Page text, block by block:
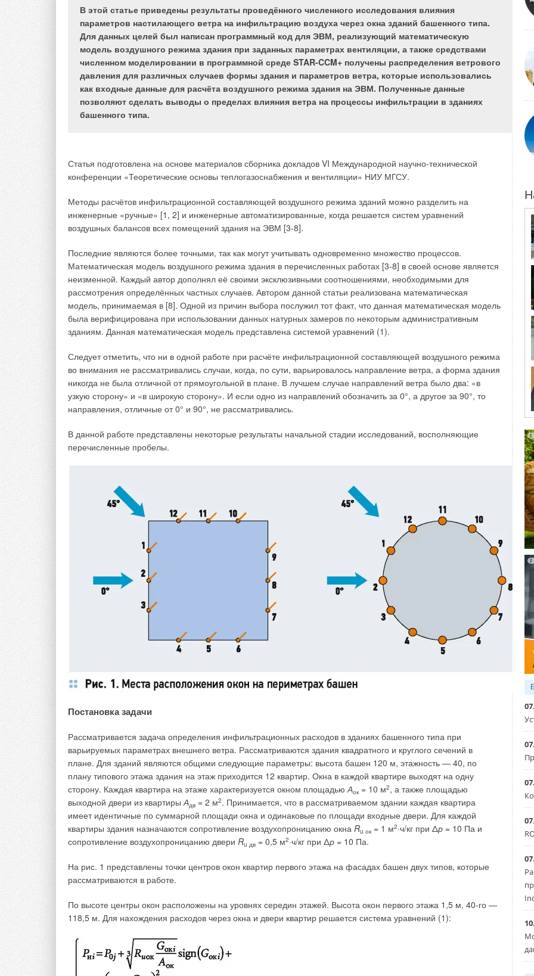
В этой статье приведены результаты проведённого численного исследования влияния
параметров настилающего ветра на инфильтрацию воздуха через окна зданий башенного типа.
Для данных целей был написан программный код для ЭВМ, реализующий математическую
модель воздушного режима здания при заданных параметрах вентиляции, а также средствами
численном моделировании в программной среде STAR-CCM+ получены распределения ветрового
давления для различных случаев формы здания и параметров ветра, которые использовались
как входные данные для расчёта воздушного режима здания на ЭВМ. Полученные данные
позволяют сделать выводы о пределах влияния ветра на процессы инфильтрации в зданиях
башенного типа.
Статья подготовлена на основе материалов сборника докладов VI Международной научно-технической
конференции «Теоретические основы теплогазоснабжения и вентиляции» НИУ МГСУ.
Методы расчётов инфильтрационной составляющей воздушного режима зданий можно разделить на
инженерные «ручные» [1, 2] и инженерные автоматизированные, когда решается систем уравнений
воздушных балансов всех помещений здания на ЭВМ [3-8].
Последние являются более точными, так как могут учитывать одновременно множество процессов.
Математическая модель воздушного режима здания в перечисленных работах [3-8] в своей основе является
неизменной. Каждый автор дополнял её своими эксклюзивными соотношениями, необходимыми для
рассмотрения определённых частных случаев. Автором данной статьи реализована математическая
модель, принимаемая в [8]. Одной из причин выбора послужил тот факт, что данная математическая модель
была верифицирована при использовании данных натурных замеров по некоторым административным
зданиям. Данная математическая модель представлена системой уравнений (1).
Следует отметить, что ни в одной работе при расчёте инфильтрационной составляющей воздушного режима
во внимания не рассматривались случаи, когда, по сути, варьировалось направление ветра, а форма здания
никогда не была отличной от прямоугольной в плане. В лучшем случае направлений ветра было два: «в
узкую сторону» и «в широкую сторону». И если одно из направлений обозначить за 0°, а другое за 90°, то
направления, отличные от 0° и 90°, не рассматривались.
В данной работе представлены некоторые результаты начальной стадии исследований, восполняющие
перечисленные пробелы.
Постановка задачи
Рассматривается задача определения инфильтрационных расходов в зданиях башенного типа при
варьируемых параметрах внешнего ветра. Рассматриваются здания квадратного и круглого сечений в
плане. Для зданий являются общими следующие параметры: высота башен 120 м, этажность — 40, по
плану типового этажа здания на этаж приходится 12 квартир. Окна в каждой квартире выходят на одну
сторону. Каждая квартира на этаже характеризуется окном площадьюАок = 10 м2, а также площадью
выходной двери из квартирыАдв = 2 м2. Принимается, что в рассматриваемом здании каждая квартира
имеет идентичные по суммарной площади окна и одинаковые по площади входные двери. Для каждой
квартиры здания назначаются сопротивление воздухопроницанию окна Ru ок = 1 м2·ч/кг при Δр = 10 Па и
сопротивление воздухопроницанию двери Ru дв = 0,5 м2·ч/кг при Δр = 10 Па.
На рис. 1 представлены точки центров окон квартир первого этажа на фасадах башен двух типов, которые
рассматриваются в работе.
По высоте центры окон расположены на уровнях середин этажей. Высота окон первого этажа 1,5 м, 40-го —
118,5 м. Для нахождения расходов через окна и двери квартир решается система уравнений (1):
помещениях. Также повышенная влажность воздуха вызывает активную коррозию открытых металлических
деталей строительных конструкций, разрушение строительных, отделочных и декоративных элементов
помещения бассейна, образование влажных поверхностей на ограждениях, появление плесневых грибков.
Все эти проблемы приводят к одному верному решению — организации воздухообмена в помещении
бассейна, контроль и поддержание комфортных параметров воздушной среды.
На данный момент на рынке вентиляционного оборудования в нише вентиляционных установок для
производители. Позиция сегментирования рынка по конкретным направлениям с учётом соответствующих
требований принесло свои плоды — ведущие игроки создали специализированные технические решения,
оздоровительного плавания преобладают дорогостоящие зарубежные вентиляционные установки.
Компания «ВЕЗА» с момента своего образования строила свою работу как универсальный производитель
оборудования для рынка вентиляции и кондиционирования воздуха. Специалисты компании решали и
решают поставленные задачи любой сложности, в том числе и вентиляции помещений бассейнов в рамках
свободно конфигурируемых вентиляционных установок КЦКП/ВЕРОСА.
Однако потребности рынка в замене импортного оборудования качественными отечественными образцами
привели к тому, что в 2012 году специалистами компании «ВЕЗА» была выделена специализированная
линейка вентиляционных установок для обслуживания помещений бассейнов — АКВАРИС (фото 1).
Установки АКВАРИС призваны удовлетворить потребности в осушении и вентиляции помещений бассейнов
различного назначения (частные, детские, спортивные, лечебные, развлекательные).
Каковы же отличительные черты вентиляционных установок АКВАРИС (фото 2):
осуществляется с участием автоматизированных координатно-пробивных и гибочных станков ведущих
мировых производителей Salvagnini, Trumpf и др. Комплектующие используются в большинстве своём
ведущих отечественных производителей, за исключением тех, что на территории России не производятся.
Рекуператоры пластинчатого типа применяются немецкого производства Klingenburg, компрессоры
Copeland, электрические приводы воздушных заслонок — Belimo.